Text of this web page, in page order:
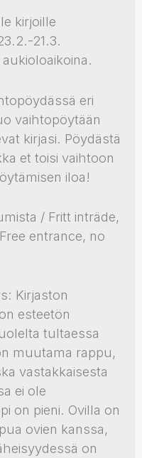
kirjoille
21.3.
eri
vaihtopöytään
kirjasi. Pöydästä
et toisi vaihtoon
iloa!
/ Fritt inträde,
entrance, no
Kirjaston
esteetön
tultaessa
muutama rappu,
vastakkaisesta
ei ole
on pieni. Ovilla on
ovien kanssa,
on